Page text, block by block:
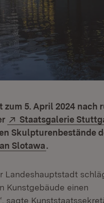
5. April 2024 nach
Extern:
Staatsgalerie
Fenster)
Skulpturenbestände
Slotawa.
Landeshauptstadt
Kunstgebäude einen
sagte